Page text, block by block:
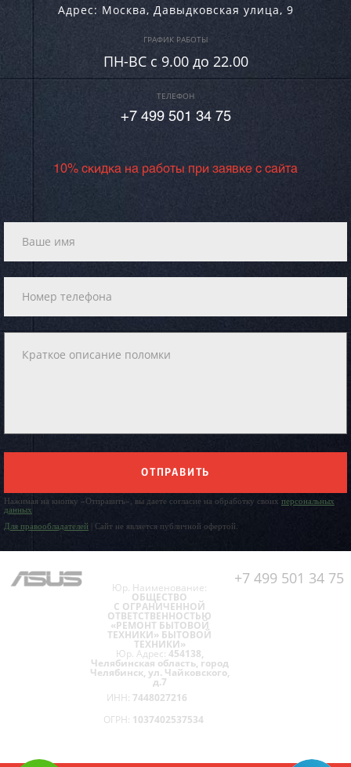
Адрес: Москва, Давыдковская улица, 9
ГРАФИК РАБОТЫ
ПН-ВC c 9.00 до 22.00
ТЕЛЕФОН
+7 499 501 34 75
10% скидка на работы при заявке с сайта
ОТПРАВИТЬ
Нажимая на кнопку «Отправить», вы даете согласие на обработку своих персональных
данных
Для правообладателей | Сайт не является публичной офертой.
+7 499 501 34 75
Юр. Наименование:
ОБЩЕСТВО
С ОГРАНИЧЕННОЙ
ОТВЕТСТВЕННОСТЬЮ
«РЕМОНТ БЫТОВОЙ
ТЕХНИКИ» БЫТОВОЙ
ТЕХНИКИ»
Юр. Адрес: 454138,
Челябинская область, город
Челябинск, ул. Чайковского,
д.7
ИНН: 7448027216
ОГРН: 1037402537534